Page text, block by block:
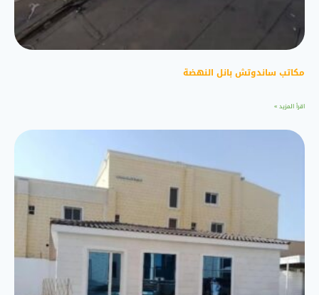
مكاتب ساندوتش بانل النهضة
اقرأ المزيد »